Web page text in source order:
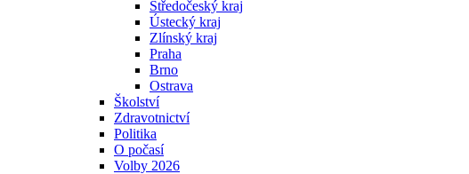
Středočeský kraj
Ústecký kraj
Zlínský kraj
Praha
Brno
Ostrava
Školství
Zdravotnictví
Politika
O počasí
Volby 2026